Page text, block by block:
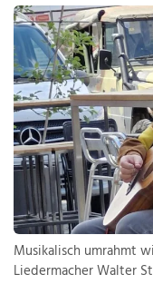
Musikalisch umrahmt
Liedermacher Walter